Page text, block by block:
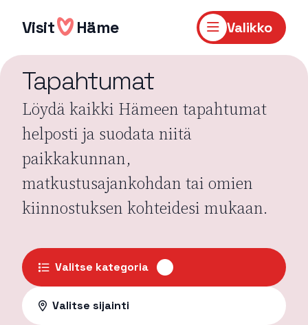
sisältöön
Visit Häme Valikko
Tapahtumat
Löydä kaikki Hämeen tapahtumat
helposti ja suodata niitä
paikkakunnan,
matkustusajankohdan tai omien
kiinnostuksen kohteidesi mukaan.
Valitse kategoria
Valitse sijainti